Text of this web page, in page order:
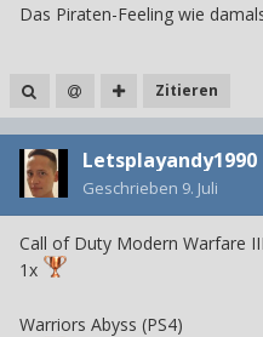
Das Piraten-Feeling wie
Zitieren
Letsplayandy1990
Geschrieben 9. Juli
Call of Duty Modern Warfare
1x
Warriors Abyss (PS4)